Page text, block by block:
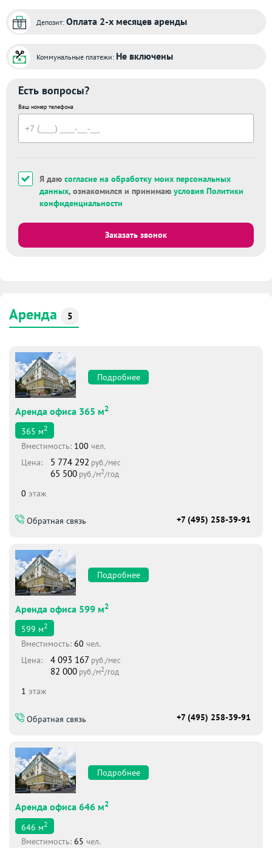
Депозит: Оплата 2-х месяцев аренды
Коммунальные платежи: Не включены
Есть вопросы?
Ваш номер телефона
Я даю согласие на обработку моих персональных
данных, ознакомился и принимаю условия Политики
конфиденциальности
Заказать звонок
Аренда 5
Подробнее
Аренда офиса 365 м2
365 м2
Вместимоcть: 100 чел.
Цена:
5 774 292 руб./мес
65 500 руб./м2/год
0 этаж
Обратная связь +7 (495) 258-39-91
Подробнее
Аренда офиса 599 м2
599 м2
Вместимоcть: 60 чел.
Цена:
4 093 167 руб./мес
82 000 руб./м2/год
1 этаж
Обратная связь +7 (495) 258-39-91
Подробнее
Аренда офиса 646 м2
646 м2
Вместимоcть: 65 чел.